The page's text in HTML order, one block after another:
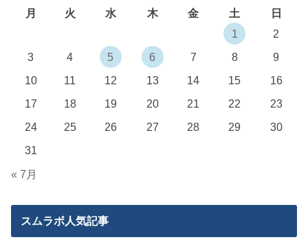
月
火 水 木 金 土
日
1
2
3
4 5 6 7 8
9
10
11 12 13 14 15
16
17
18 19 20 21 22
23
24
25 26 27 28 29
30
31
« 7月
スムラボ人気記事